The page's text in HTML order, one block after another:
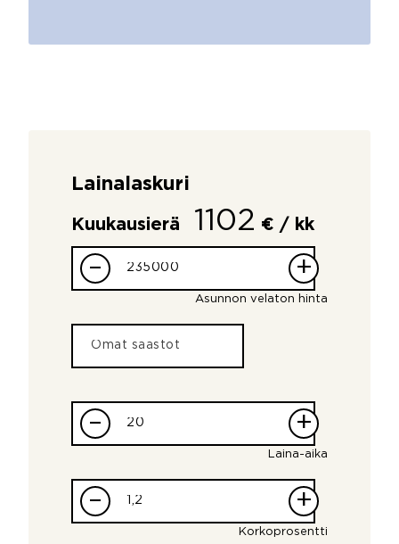
Lainalaskuri
Kuukausierä 1102 € / kk
– +
Asunnon velaton hinta
– +
Laina-aika
– +
Korkoprosentti